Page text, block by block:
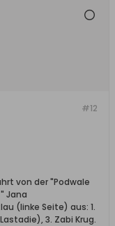
#12
von der "Podwale
Jana
(linke Seite) aus: 1.
3. Zabi Krug.